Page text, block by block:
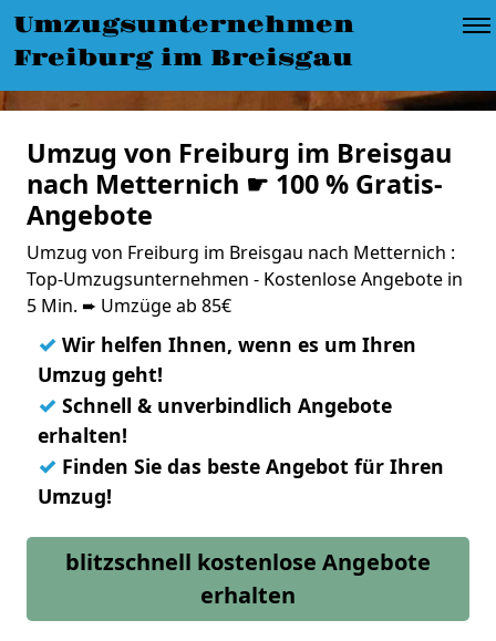
Umzugsunternehmen
Freiburg im Breisgau
Umzug von Freiburg im Breisgau
nach Metternich ☛ 100 % Gratis-
Angebote
Umzug von Freiburg im Breisgau nach Metternich :
Top-Umzugsunternehmen - Kostenlose Angebote in
5 Min. ➨ Umzüge ab 85€
✓ Wir helfen Ihnen, wenn es um Ihren
Umzug geht!
✓ Schnell & unverbindlich Angebote
erhalten!
✓ Finden Sie das beste Angebot für Ihren
Umzug!
blitzschnell kostenlose Angebote
erhalten